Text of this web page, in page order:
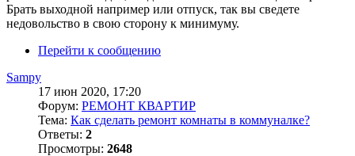
Брать выходной например или отпуск, так вы сведете
недовольство в свою сторону к минимуму.
Перейти к сообщению
Sampy
17 июн 2020, 17:20
Форум: РЕМОНТ КВАРТИР
Тема: Как сделать ремонт комнаты в коммуналке?
Ответы: 2
Просмотры: 2648